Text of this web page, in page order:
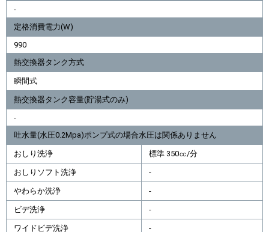
-
定格消費電力(W)
990
熱交換器タンク方式
瞬間式
熱交換器タンク容量(貯湯式のみ)
-
吐水量(水圧0.2Mpa)ポンプ式の場合水圧は関係ありません
おしり洗浄 標準 350㏄/分
おしりソフト洗浄 -
やわらか洗浄 -
ビデ洗浄 -
ワイドビデ洗浄 -